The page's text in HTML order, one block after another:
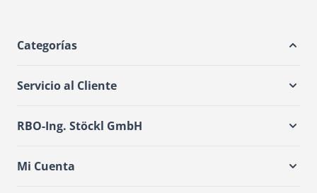
Categorías
Servicio al Cliente
RBO-Ing. Stöckl GmbH
Mi Cuenta